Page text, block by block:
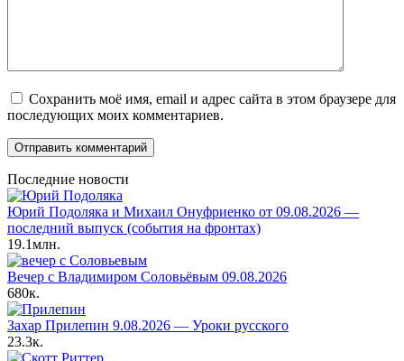
Сохранить моё имя, email и адрес сайта в этом браузере для
последующих моих комментариев.
Последние новости
Юрий Подоляка и Михаил Онуфриенко от 09.08.2026 —
последний выпуск (события на фронтах)
19.1млн.
Вечер с Владимиром Соловьёвым 09.08.2026
680к.
Захар Прилепин 9.08.2026 — Уроки русского
23.3к.